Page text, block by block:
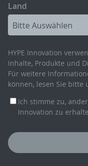
Land
HYPE Innovation
Inhalte, Produkte und
Für weitere
können, lesen Sie bitte
Ich stimme zu,
Innovation zu